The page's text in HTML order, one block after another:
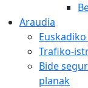
Araudia
Trafiko-
Bide
planak